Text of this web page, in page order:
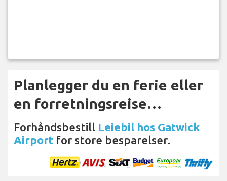
Planlegger du en ferie eller
en forretningsreise…
Forhåndsbestill Leiebil hos Gatwick
Airport for store besparelser.